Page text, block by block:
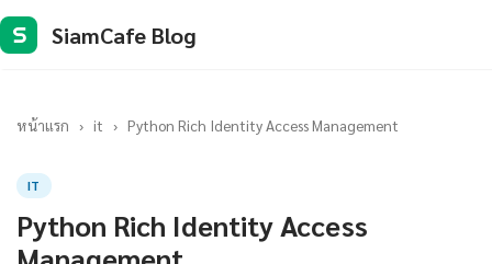
S SiamCafe Blog
หน้าแรก › it › Python Rich Identity Access Management
IT
Python Rich Identity Access